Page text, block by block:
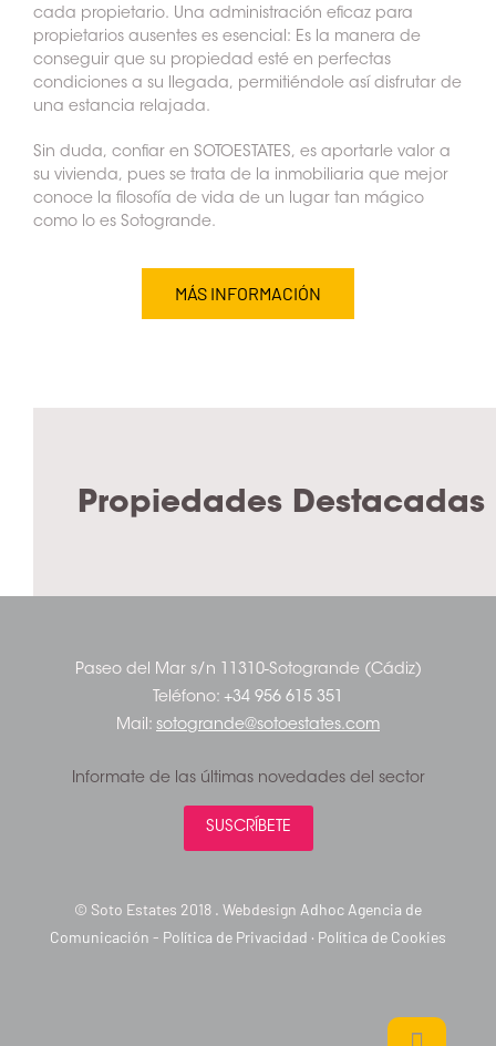
cada propietario. Una administración eficaz para
propietarios ausentes es esencial: Es la manera de
conseguir que su propiedad esté en perfectas
condiciones a su llegada, permitiéndole así disfrutar de
una estancia relajada.
Sin duda, confiar en SOTOESTATES, es aportarle valor a
su vivienda, pues se trata de la inmobiliaria que mejor
conoce la filosofía de vida de un lugar tan mágico
como lo es Sotogrande.
MÁS INFORMACIÓN
Propiedades Destacadas
Paseo del Mar s/n 11310-Sotogrande (Cádiz)
Teléfono: +34 956 615 351
Mail: sotogrande@sotoestates.com
Informate de las últimas novedades del sector
SUSCRÍBETE
© Soto Estates 2018 . Webdesign Adhoc Agencia de
Comunicación - Política de Privacidad · Política de Cookies